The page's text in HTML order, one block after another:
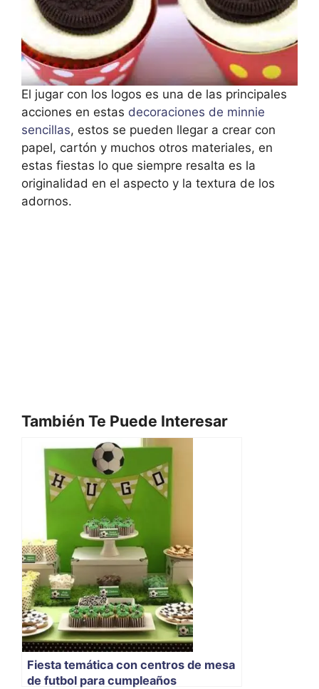
El jugar con los logos es una de las principales
acciones en estas decoraciones de minnie
sencillas, estos se pueden llegar a crear con
papel, cartón y muchos otros materiales, en
estas fiestas lo que siempre resalta es la
originalidad en el aspecto y la textura de los
adornos.
También Te Puede Interesar
Fiesta temática con centros de mesa
de futbol para cumpleaños